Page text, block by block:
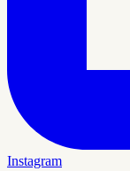
Instagram